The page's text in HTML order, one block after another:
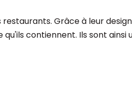
Grâce à leur
contiennent. Ils sont